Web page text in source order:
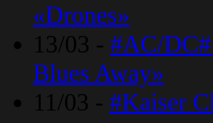
«Drones»
13/03 - #AC/DC#
Blues Away»
11/03 - #Kaiser